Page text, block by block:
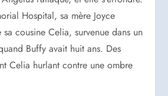
Hospital, sa mère Joyce
cousine Celia, survenue dans un
Buffy avait huit ans. Des
Celia hurlant contre une ombre